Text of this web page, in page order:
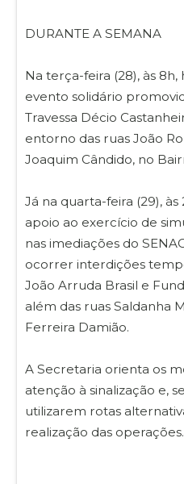
DURANTE A SEMANA
Na terça-feira (28), às
evento solidário
Travessa Décio
entorno das ruas João
Joaquim Cândido, no
Já na quarta-feira (29),
apoio ao exercício de
nas imediações do
ocorrer interdições
João Arruda Brasil e
além das ruas Saldanha
Ferreira Damião.
A Secretaria orienta os
atenção à sinalização e,
utilizarem rotas
realização das operações.